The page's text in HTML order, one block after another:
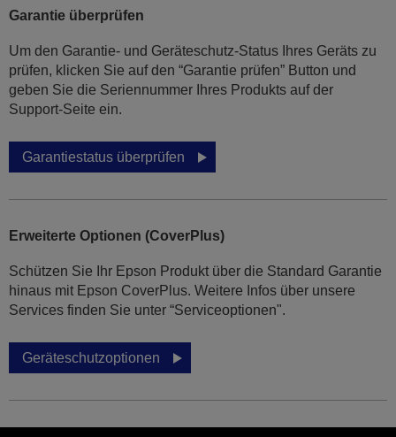
Garantie überprüfen
Um den Garantie- und Geräteschutz-Status Ihres Geräts zu
prüfen, klicken Sie auf den “Garantie prüfen” Button und
geben Sie die Seriennummer Ihres Produkts auf der
Support-Seite ein.
Garantiestatus überprüfen
Erweiterte Optionen (CoverPlus)
Schützen Sie Ihr Epson Produkt über die Standard Garantie
hinaus mit Epson CoverPlus. Weitere Infos über unsere
Services finden Sie unter “Serviceoptionen".
Geräteschutzoptionen